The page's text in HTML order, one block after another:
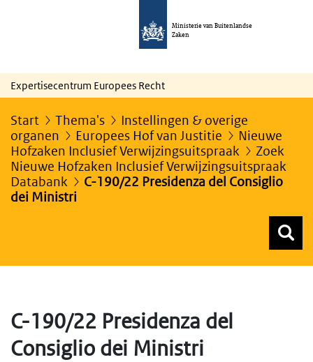
Ministerie van Buitenlandse
Zaken
Expertisecentrum Europees Recht
Start Thema's
Instellingen & overige
organen
Europees Hof van Justitie
Nieuwe
Hofzaken Inclusief Verwijzingsuitspraak
Zoek
Nieuwe Hofzaken Inclusief Verwijzingsuitspraak
Databank
C-190/22 Presidenza del Consiglio
dei Ministri
C-190/22 Presidenza del
Consiglio dei Ministri